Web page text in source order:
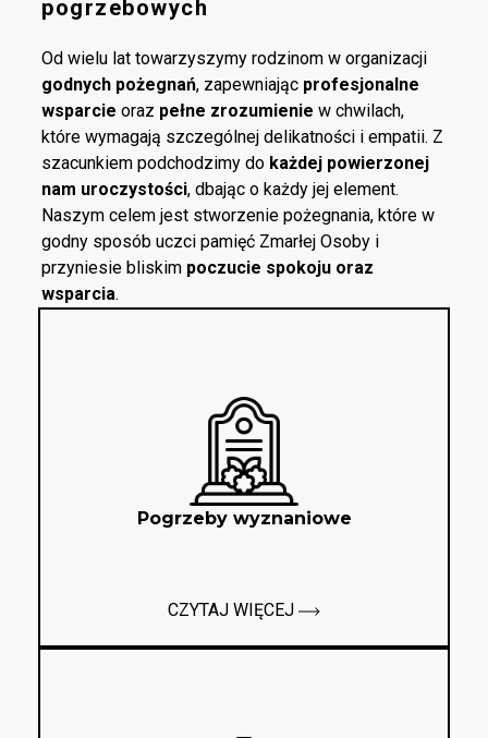
pogrzebowych
Od wielu lat towarzyszymy rodzinom w organizacji
godnych pożegnań, zapewniając profesjonalne
wsparcie oraz pełne zrozumienie w chwilach,
które wymagają szczególnej delikatności i empatii. Z
szacunkiem podchodzimy do każdej powierzonej
nam uroczystości, dbając o każdy jej element.
Naszym celem jest stworzenie pożegnania, które w
godny sposób uczci pamięć Zmarłej Osoby i
przyniesie bliskim poczucie spokoju oraz
wsparcia.
Pogrzeby wyznaniowe
CZYTAJ WIĘCEJ